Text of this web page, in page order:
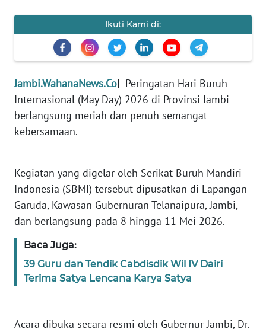
Ikuti Kami di:
Jambi.WahanaNews.Co| Peringatan Hari Buruh
Internasional (May Day) 2026 di Provinsi Jambi
berlangsung meriah dan penuh semangat
kebersamaan.
Kegiatan yang digelar oleh Serikat Buruh Mandiri
Indonesia (SBMI) tersebut dipusatkan di Lapangan
Garuda, Kawasan Gubernuran Telanaipura, Jambi,
dan berlangsung pada 8 hingga 11 Mei 2026.
Baca Juga:
39 Guru dan Tendik Cabdisdik Wil IV Dairi
Terima Satya Lencana Karya Satya
Acara dibuka secara resmi oleh Gubernur Jambi, Dr.
INFO
TENTANG
PEDOMAN
MEDIA
SIBER
KARIR
DISCLAIMER
Regional
SUMUT